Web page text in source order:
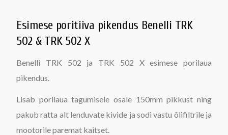
Esimese poritiiva pikendus Benelli TRK
502 & TRK 502 X
Benelli TRK 502 ja TRK 502 X esimese porilaua
pikendus.
Lisab porilaua tagumisele osale 150mm pikkust ning
pakub ratta alt lenduvate kivide ja sodi vastu õlifiltrile ja
mootorile paremat kaitset.